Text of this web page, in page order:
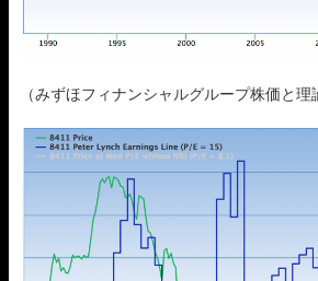
（みずほフィナンシャルグループ株価と理